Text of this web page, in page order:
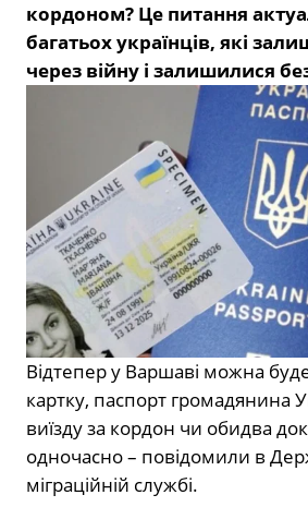
кордоном? Це питання
багатьох українців, які
через війну і залишилися
Відтепер у Варшаві можна
картку, паспорт громадянина
виїзду за кордон чи обидва
одночасно – повідомили в
міграційній службі.